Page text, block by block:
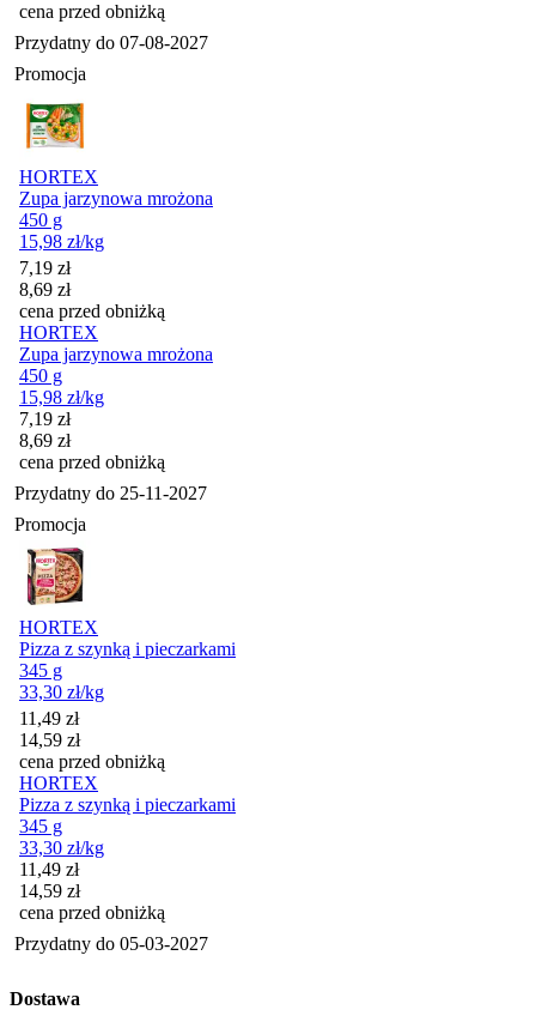
cena przed obniżką
Przydatny do 07-08-2027
Promocja
HORTEX
Zupa jarzynowa mrożona
450 g
15,98 zł/kg
Cena promocyjna
7,19 zł
8,69 zł
cena przed obniżką
HORTEX
Zupa jarzynowa mrożona
450 g
15,98 zł/kg
Cena promocyjna
7,19 zł
8,69 zł
cena przed obniżką
Przydatny do 25-11-2027
Promocja
HORTEX
Pizza z szynką i pieczarkami
345 g
33,30 zł/kg
Cena promocyjna
11,49 zł
14,59 zł
cena przed obniżką
HORTEX
Pizza z szynką i pieczarkami
345 g
33,30 zł/kg
Cena promocyjna
11,49 zł
14,59 zł
cena przed obniżką
Przydatny do 05-03-2027
Dostawa